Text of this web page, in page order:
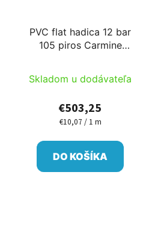
PVC flat hadica 12 bar
105 piros Carmine
Skladom u dodávateľa
€503,25
Jednotková
€10,07 / 1 m
DO KOŠÍKA